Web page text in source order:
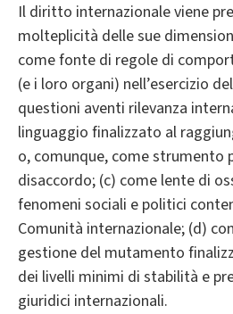
Il diritto internazionale viene
molteplicità delle sue
come fonte di regole di
(e i loro organi) nell’esercizio
questioni aventi rilevanza
linguaggio finalizzato al
o, comunque, come strumento
disaccordo; (c) come lente di
fenomeni sociali e politici
Comunità internazionale; (d)
gestione del mutamento
dei livelli minimi di stabilità e
giuridici internazionali.